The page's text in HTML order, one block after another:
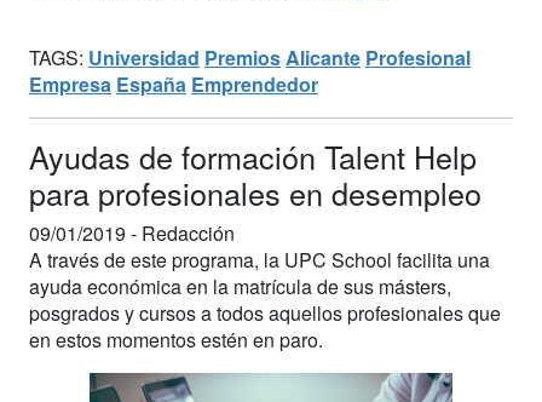
TAGS: Universidad Premios Alicante Profesional
Empresa España Emprendedor
Ayudas de formación Talent Help
para profesionales en desempleo
09/01/2019 - Redacción
A través de este programa, la UPC School facilita una
ayuda económica en la matrícula de sus másters,
posgrados y cursos a todos aquellos profesionales que
en estos momentos estén en paro.